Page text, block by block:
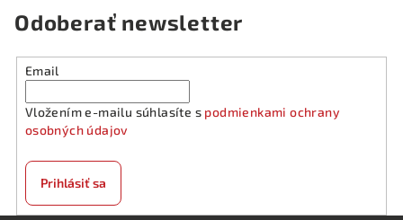
Odoberať newsletter
Email
Vložením e-mailu súhlasíte s podmienkami ochrany
osobných údajov
Prihlásiť sa